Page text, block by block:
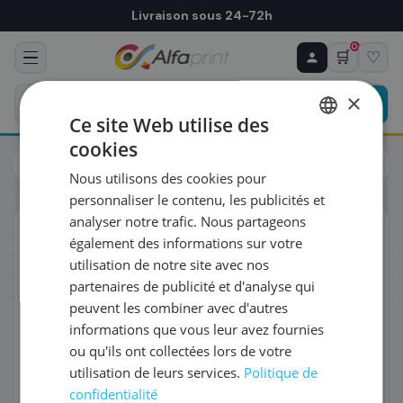
Livraison sous 24-72h
🛒
0
♡
Cartouches
Brother
couleurs haute capacité (Pack de 3)
ORIGINAL
♻ COMMANDE RÉCURRENTE
Prévoyez & économisez
Programmez votre prochain achat — notre équipe
vous prépare un devis personnalisé
RÉFÉRENCE DU PRODUIT
FRÉQUENCE
QUANTITÉ PAR LIVRAISON
DATE DE PREMIÈRE LIVRAISON SOUHAITÉE
×
Ce site Web utilise des
cookies
Nous utilisons des cookies pour
personnaliser le contenu, les publicités et
analyser notre trafic. Nous partageons
également des informations sur votre
utilisation de notre site avec nos
partenaires de publicité et d'analyse qui
peuvent les combiner avec d'autres
informations que vous leur avez fournies
ou qu'ils ont collectées lors de votre
utilisation de leurs services. Politique de
confidentialité